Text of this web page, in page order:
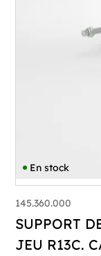
En stock
145.360.000
SUPPORT
JEU R13C.